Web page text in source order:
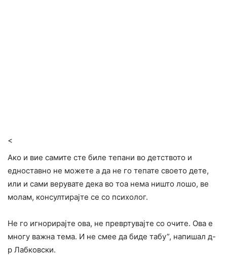
<
Ако и вие самите сте биле тепани во детството и
едноставно не можете а да не го тепате своето дете,
или и сами верувате дека во тоа нема ништо лошо, ве
молам, консултирајте се со психолог.
Не го игнорирајте ова, не превртувајте со очите. Ова е
многу важна тема. И не смее да биде табу”, напишал д-
р Лабковски.